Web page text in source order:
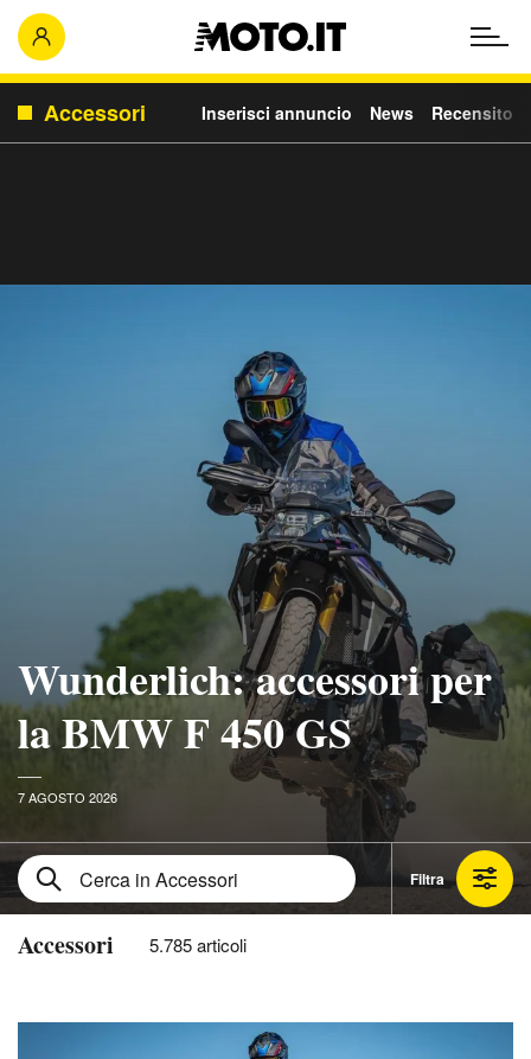
Accessori Inserisci annuncio News Recensito
Wunderlich: accessori per
la BMW F 450 GS
7 AGOSTO 2026
Filtra
Accessori 5.785 articoli